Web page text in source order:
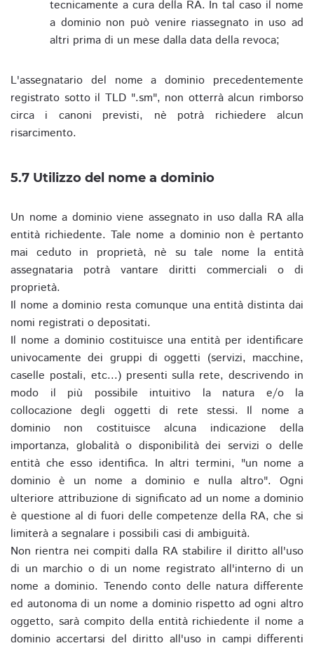
tecnicamente a cura della RA. In tal caso il nome
a dominio non può venire riassegnato in uso ad
altri prima di un mese dalla data della revoca;
L'assegnatario del nome a dominio precedentemente
registrato sotto il TLD ".sm", non otterrà alcun rimborso
circa i canoni previsti, nè potrà richiedere alcun
risarcimento.
5.7 Utilizzo del nome a dominio
Un nome a dominio viene assegnato in uso dalla RA alla
entità richiedente. Tale nome a dominio non è pertanto
mai ceduto in proprietà, nè su tale nome la entità
assegnataria potrà vantare diritti commerciali o di
proprietà.
Il nome a dominio resta comunque una entità distinta dai
nomi registrati o depositati.
Il nome a dominio costituisce una entità per identificare
univocamente dei gruppi di oggetti (servizi, macchine,
caselle postali, etc...) presenti sulla rete, descrivendo in
modo il più possibile intuitivo la natura e/o la
collocazione degli oggetti di rete stessi. Il nome a
dominio non costituisce alcuna indicazione della
importanza, globalità o disponibilità dei servizi o delle
entità che esso identifica. In altri termini, "un nome a
dominio è un nome a dominio e nulla altro". Ogni
ulteriore attribuzione di significato ad un nome a dominio
è questione al di fuori delle competenze della RA, che si
limiterà a segnalare i possibili casi di ambiguità.
Non rientra nei compiti dalla RA stabilire il diritto all'uso
di un marchio o di un nome registrato all'interno di un
nome a dominio. Tenendo conto delle natura differente
ed autonoma di un nome a dominio rispetto ad ogni altro
oggetto, sarà compito della entità richiedente il nome a
dominio accertarsi del diritto all'uso in campi differenti